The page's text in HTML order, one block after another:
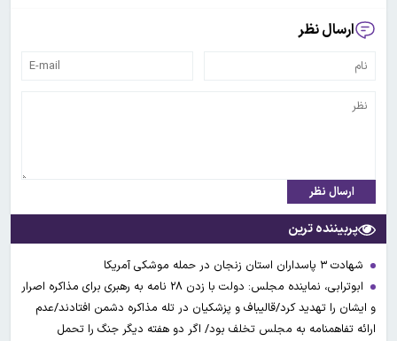
ارسال نظر
ارسال نظر
پربیننده ترین
شهادت ۳ ‌پاسداران استان زنجان در حمله موشکی آمریکا
ابوترابی، نماینده مجلس: دولت با زدن ۲۸ نامه به رهبری برای مذاکره اصرار
و ایشان را تهدید کرد/قالیباف و پزشکیان در تله مذاکره دشمن افتادند/عدم
ارائه تفاهمنامه به مجلس تخلف بود/ اگر دو هفته دیگر جنگ را تحمل